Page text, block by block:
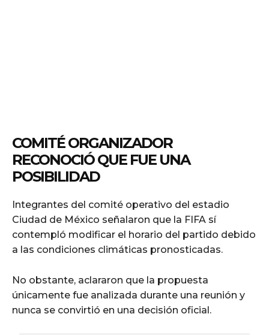
COMITÉ ORGANIZADOR
RECONOCIÓ QUE FUE UNA
POSIBILIDAD
Integrantes del comité operativo del estadio
Ciudad de México señalaron que la FIFA sí
contempló modificar el horario del partido debido
a las condiciones climáticas pronosticadas.
No obstante, aclararon que la propuesta
únicamente fue analizada durante una reunión y
nunca se convirtió en una decisión oficial.